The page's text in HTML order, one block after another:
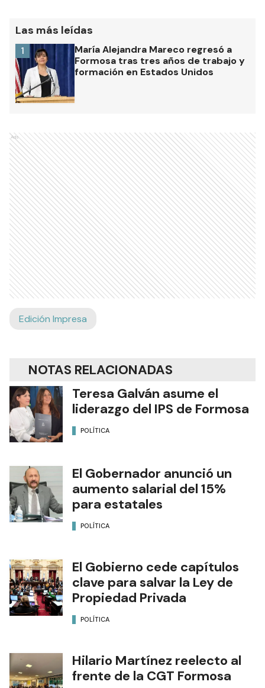
Las más leídas
María Alejandra Mareco regresó a
Formosa tras tres años de trabajo y
formación en Estados Unidos
1
Ads
Edición Impresa
NOTAS RELACIONADAS
Teresa Galván asume el
liderazgo del IPS de Formosa
POLÍTICA
El Gobernador anunció un
aumento salarial del 15%
para estatales
POLÍTICA
El Gobierno cede capítulos
clave para salvar la Ley de
Propiedad Privada
POLÍTICA
Hilario Martínez reelecto al
frente de la CGT Formosa